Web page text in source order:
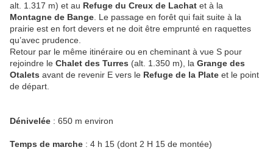
alt. 1.317 m) et au Refuge du Creux de Lachat et à la
Montagne de Bange . Le passage en forêt qui fait suite à la
prairie est en fort devers et ne doit être emprunté en raquettes
qu’avec prudence.
Retour par le même itinéraire ou en cheminant à vue S pour
rejoindre le Chalet des Turres (alt. 1.350 m), la Grange des
Otalets avant de revenir E vers le Refuge de la Plate et le point
de départ.
Dénivelée : 650 m environ
Temps de marche : 4 h 15 (dont 2 H 15 de montée)